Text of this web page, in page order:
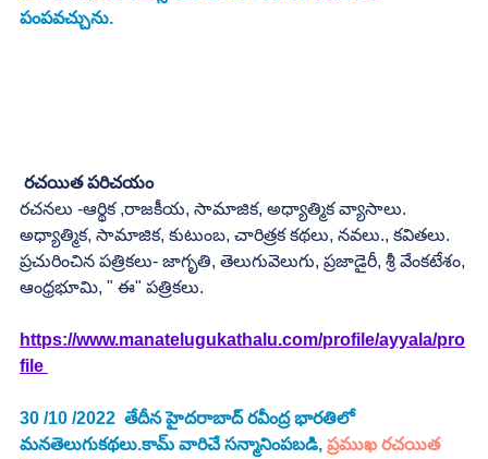
పంపవచ్చును.
రచయిత పరిచయం
రచనలు -ఆర్థిక ,రాజకీయ, సామాజిక, అధ్యాత్మిక వ్యాసాలు.
అధ్యాత్మిక, సామాజిక, కుటుంబ, చారిత్రక కథలు, నవలు., కవితలు.
ప్రచురించిన పత్రికలు- జాగృతి, తెలుగువెలుగు, ప్రజాడైరీ, శ్రీ వేంకటేశం,
ఆంధ్రభూమి, " ఈ" పత్రికలు.
https://www.manatelugukathalu.com/profile/ayyala/pro
file
30 /10 /2022  తేదీన హైదరాబాద్ రవీంద్ర భారతిలో
మనతెలుగుకథలు.కామ్ వారిచే సన్మానింపబడి, ప్రముఖ రచయిత